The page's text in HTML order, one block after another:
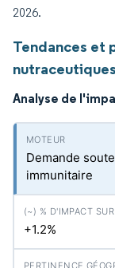
2026.
Tendances et
Analyse de
Demande
immunitaire
+1.2%